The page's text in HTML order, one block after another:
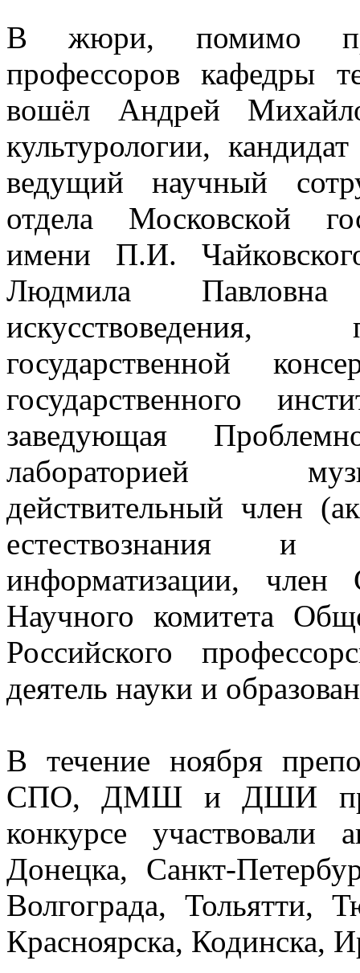
В жюри, помимо
профессоров кафедры
вошёл Андрей
культурологии,
ведущий научный
отдела Московской
имени П.И.
Людмила
искусствоведения,
государственной
государственного
заведующая
лабораторией
действительный член
естествознания и
информатизации, член
Научного комитета
Российского
деятель науки и
В течение ноября
СПО, ДМШ и ДШИ
конкурсе
Донецка, Санкт-
Волгограда, Тольятти,
Красноярска, Кодинска,